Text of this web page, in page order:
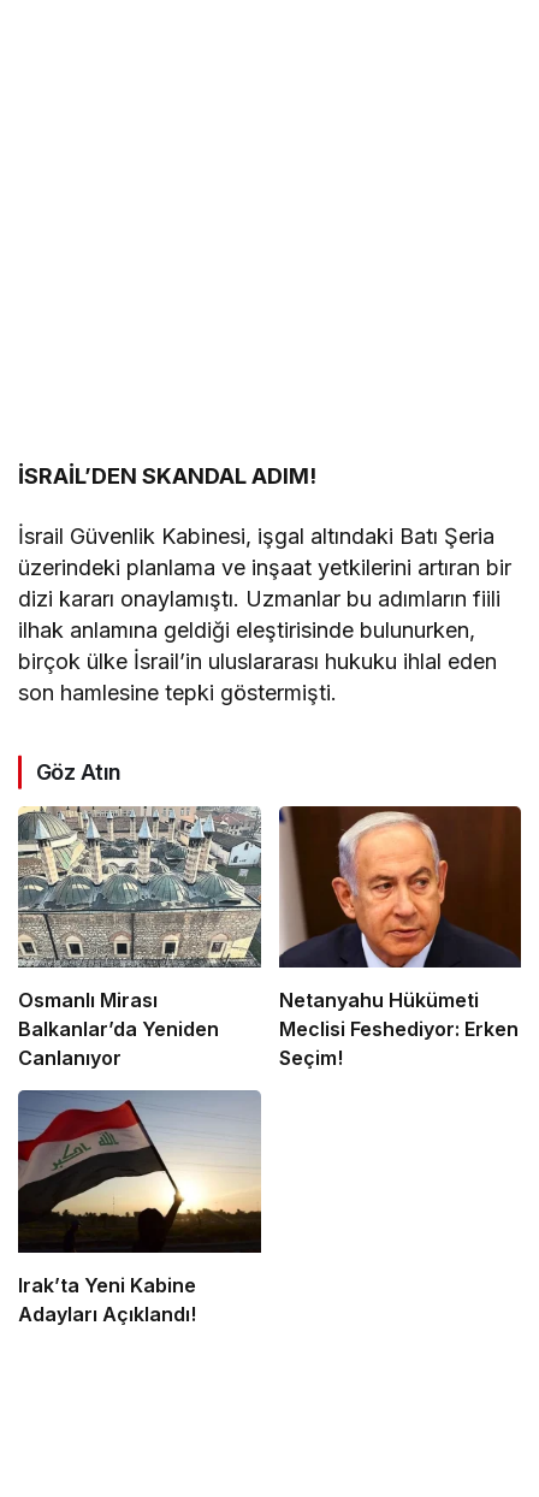
İSRAİL’DEN SKANDAL ADIM!
İsrail Güvenlik Kabinesi, işgal altındaki Batı Şeria
üzerindeki planlama ve inşaat yetkilerini artıran bir
dizi kararı onaylamıştı. Uzmanlar bu adımların fiili
ilhak anlamına geldiği eleştirisinde bulunurken,
birçok ülke İsrail’in uluslararası hukuku ihlal eden
son hamlesine tepki göstermişti.
Göz Atın
Osmanlı Mirası
Balkanlar’da Yeniden
Canlanıyor
Netanyahu Hükümeti
Meclisi Feshediyor: Erken
Seçim!
Irak’ta Yeni Kabine
Adayları Açıklandı!